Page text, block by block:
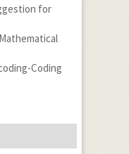
for
Mathematical
Coding